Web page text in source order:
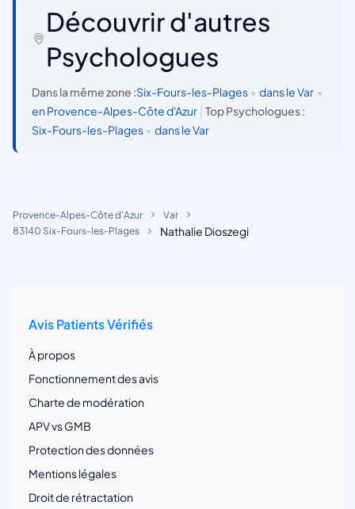
Découvrir d'autres
Psychologues
Dans la même zone :Six-Fours-les-Plages • dans le Var •
en Provence-Alpes-Côte d'Azur
Top Psychologues :
Six-Fours-les-Plages • dans le Var
Provence-Alpes-Côte d'Azur
Var
83140 Six-Fours-les-Plages
Nathalie Dioszegi
Avis Patients Vérifiés
À propos
Fonctionnement des avis
Charte de modération
APV vs GMB
Protection des données
Mentions légales
Droit de rétractation